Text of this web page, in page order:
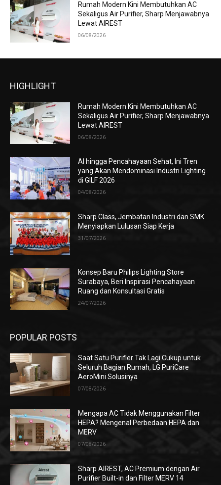
Rumah Modern Kini Membutuhkan AC
Sekaligus Air Purifier, Sharp Menjawabnya
Lewat AIREST
06/08/2026
HIGHLIGHT
Rumah Modern Kini Membutuhkan AC
Sekaligus Air Purifier, Sharp Menjawabnya
Lewat AIREST
06/08/2026
AI hingga Pencahayaan Sehat, Ini Tren
yang Akan Mendominasi Industri Lighting
di GILF 2026
04/08/2026
Sharp Class, Jembatan Industri dan SMK
Menyiapkan Lulusan Siap Kerja
31/07/2026
Konsep Baru Philips Lighting Store
Surabaya, Beri Inspirasi Pencahayaan
Ruang dan Konsultasi Gratis
24/07/2026
POPULAR POSTS
Saat Satu Purifier Tak Lagi Cukup untuk
Seluruh Bagian Rumah, LG PuriCare
AeroMini Solusinya
07/08/2026
Mengapa AC Tidak Menggunakan Filter
HEPA? Mengenal Perbedaan HEPA dan
MERV
07/08/2026
Sharp AIREST, AC Premium dengan Air
Purifier Built-in dan Filter MERV 14